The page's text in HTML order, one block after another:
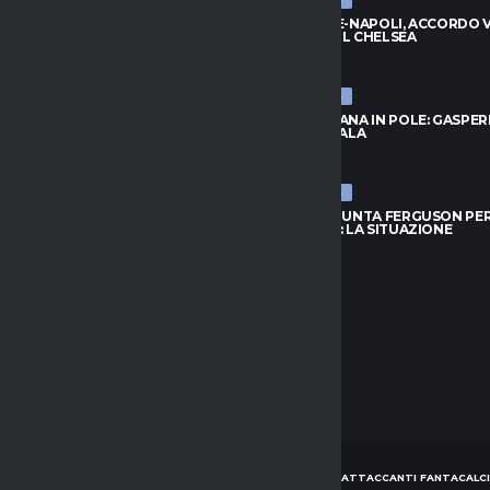
BADIASHILE-NAPOLI, ACCORDO
TRATTA COL CHELSEA
ULTIME NEWS
ROMA, FOFANA IN POLE:
ASPETTA L’ALA
ULTIME NEWS
TORINO, SPUNTA FERGUSON
L’ATTACCO: LA SITUAZIONE
CONSIGLI ATTACCANTI